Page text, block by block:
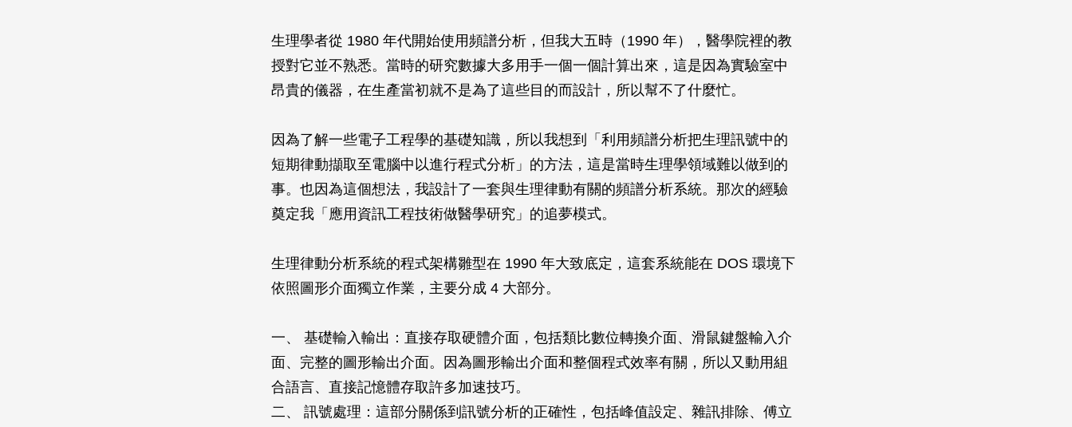
生理學者從 1980 年代開始使用頻譜分析，但我大五時（1990 年），醫學院裡的教
授對它並不熟悉。當時的研究數據大多用手一個一個計算出來，這是因為實驗室中
昂貴的儀器，在生產當初就不是為了這些目的而設計，所以幫不了什麼忙。
因為了解一些電子工程學的基礎知識，所以我想到「利用頻譜分析把生理訊號中的
短期律動擷取至電腦中以進行程式分析」的方法，這是當時生理學領域難以做到的
事。也因為這個想法，我設計了一套與生理律動有關的頻譜分析系統。那次的經驗
奠定我「應用資訊工程技術做醫學研究」的追夢模式。
生理律動分析系統的程式架構雛型在 1990 年大致底定，這套系統能在 DOS 環境下
依照圖形介面獨立作業，主要分成 4 大部分。
一、 基礎輸入輸出：直接存取硬體介面，包括類比數位轉換介面、滑鼠鍵盤輸入介
面、完整的圖形輸出介面。因為圖形輸出介面和整個程式效率有關，所以又動用組
合語言、直接記憶體存取許多加速技巧。
二、 訊號處理：這部分關係到訊號分析的正確性，包括峰值設定、雜訊排除、傅立